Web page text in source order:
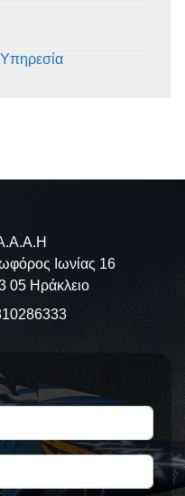
Ιωνίας 16
05 Ηράκλειο